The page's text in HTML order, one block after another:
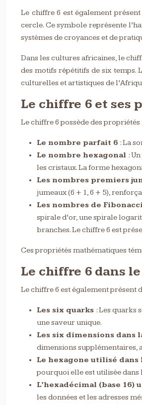
Le chiffre 6 est également
cercle. Ce symbole représente
systèmes de croyances et de
Dans les cultures africaines, le
des motifs répétitifs de six temps.
culturelles et artistiques de
Le chiffre 6 et ses
Le chiffre 6 possède des
Le nombre parfait 6 : La
Le nombre hexagonal :
les cristaux. La forme
Les nombres premiers
jumeaux (6 + 1, 6 + 5),
Les nombres de
spirale d’or, une spirale
branches. Le chiffre 6 est
Ces propriétés mathématiques
Le chiffre 6 dans
Le chiffre 6 est également présent
Les six quarks : Les quarks
une saveur unique.
Les six dimensions dans
dimensions supplémentaires,
Le hexagone utilisé
pourquoi elle est utilisée dans
L’hexadécimal (base
les données et les adresses